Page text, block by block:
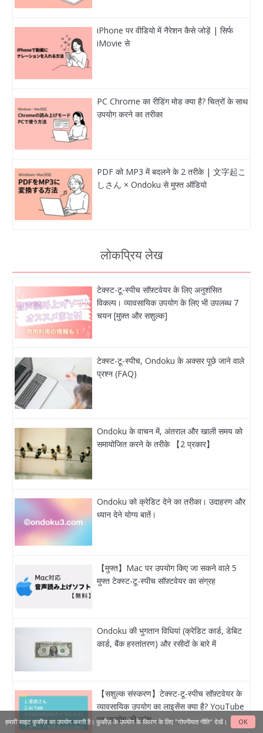
iPhone पर वीडियो में नैरेशन कैसे जोड़ें | सिर्फ
iMovie से
PC Chrome का रीडिंग मोड क्या है? चित्रों के साथ
उपयोग करने का तरीका
PDF को MP3 में बदलने के 2 तरीके | 文字起こ
しさん × Ondoku से मुफ्त ऑडियो
लोकप्रिय लेख
टेक्स्ट-टू-स्पीच सॉफ़्टवेयर के लिए अनुशंसित
विकल्प। व्यावसायिक उपयोग के लिए भी उपलब्ध 7
चयन [मुफ़्त और सशुल्क]
टेक्स्ट-टू-स्पीच, Ondoku के अक्सर पूछे जाने वाले
प्रश्न (FAQ)
Ondoku के वाचन में, अंतराल और खाली समय को
समायोजित करने के तरीके 【2 प्रकार】
Ondoku को क्रेडिट देने का तरीका। उदाहरण और
ध्यान देने योग्य बातें।
【मुफ्त】Mac पर उपयोग किए जा सकने वाले 5
मुफ्त टेक्स्ट-टू-स्पीच सॉफ़्टवेयर का संग्रह
Ondoku की भुगतान विधियां (क्रेडिट कार्ड, डेबिट
कार्ड, बैंक हस्तांतरण) और रसीदों के बारे में
【सशुल्क संस्करण】टेक्स्ट-टू-स्पीच सॉफ़्टवेयर के
व्यावसायिक उपयोग का लाइसेंस क्या है? YouTube
पर उपयोग की जांच…
हमारी साइट कुकीज़ का उपयोग करती है। कुकीज़ के उपयोग के विवरण के लिए "गोपनीयता नीति" देखें। OK